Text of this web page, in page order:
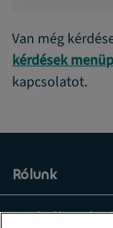
Van még
kérdések
kapcsolatot.
Rólunk